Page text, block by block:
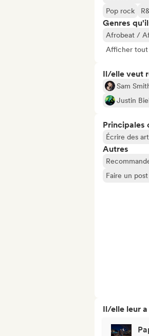
Pop rock
Genres
Afrobeat /
Afficher tout
Il/elle veut
Sam
Justin
Principales
Écrire des
Autres
Faire un
Il/elle leur